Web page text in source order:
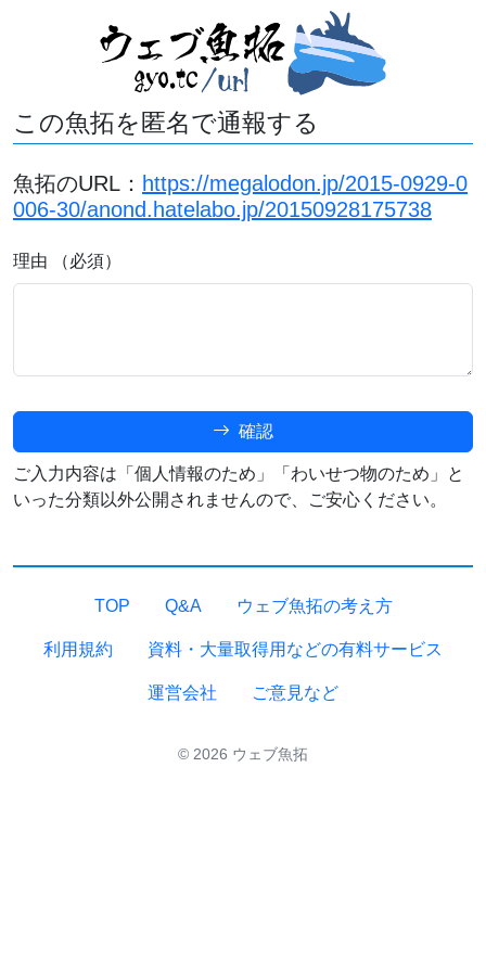
この魚拓を匿名で通報する
魚拓のURL： https://megalodon.jp/2015-0929-0
006-30/anond.hatelabo.jp/20150928175738
理由 （必須）
確認
ご入力内容は「個人情報のため」「わいせつ物のため」と
いった分類以外公開されませんので、ご安心ください。
TOP Q&A ウェブ魚拓の考え方
利用規約 資料・大量取得用などの有料サービス
運営会社 ご意見など
© 2026 ウェブ魚拓